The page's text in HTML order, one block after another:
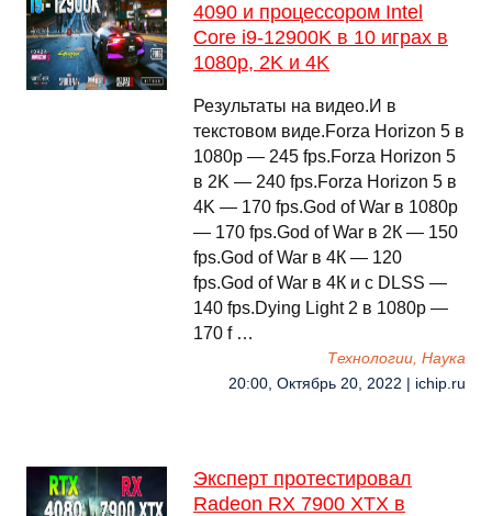
4090 и процессором Intel
Core i9-12900K в 10 играх в
1080p, 2K и 4K
Результаты на видео.И в
текстовом виде.Forza Horizon 5 в
1080p — 245 fps.Forza Horizon 5
в 2K — 240 fps.Forza Horizon 5 в
4K — 170 fps.God of War в 1080p
— 170 fps.God of War в 2К — 150
fps.God of War в 4К — 120
fps.God of War в 4К и с DLSS —
140 fps.Dying Light 2 в 1080p —
170 f …
Технологии, Наука
20:00, Октябрь 20, 2022 | ichip.ru
Эксперт протестировал
Radeon RX 7900 XTX в